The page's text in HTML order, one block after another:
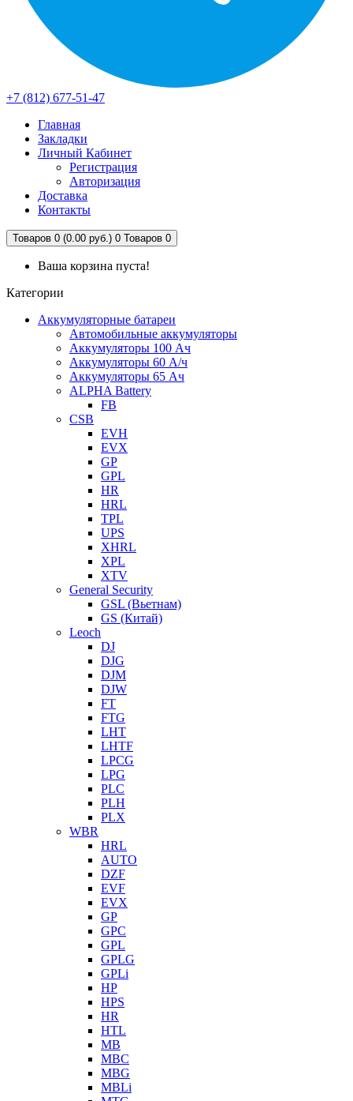
+7 (812) 677-51-47
Главная
Закладки
Личный Кабинет
Регистрация
Авторизация
Доставка
Контакты
Товаров 0 (0.00 руб.) 0 Товаров 0
Ваша корзина пуста!
Категории
Аккумуляторные батареи
Автомобильные аккумуляторы
Аккумуляторы 100 Ач
Аккумуляторы 60 А/ч
Аккумуляторы 65 Ач
ALPHA Battery
FB
CSB
EVH
EVX
GP
GPL
HR
HRL
TPL
UPS
XHRL
XPL
XTV
General Security
GSL (Вьетнам)
GS (Китай)
Leoch
DJ
DJG
DJM
DJW
FT
FTG
LHT
LHTF
LPCG
LPG
PLC
PLH
PLX
WBR
HRL
AUTO
DZF
EVF
EVX
GP
GPC
GPL
GPLG
GPLi
HP
HPS
HR
HTL
MB
MBC
MBG
MBLi